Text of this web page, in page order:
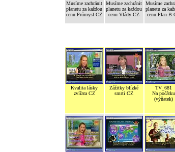
Musíme zachránit
planetu za každou
cenu Průmysl CZ
Musíme zachránit
planetu za každou
cenu Vlády CZ
Musíme
planetu za
cenu Plan-B
Kvalita lásky
zvířata CZ
Zážitky blízké
smrti CZ
TV_681
Na počátku
(výňatek)